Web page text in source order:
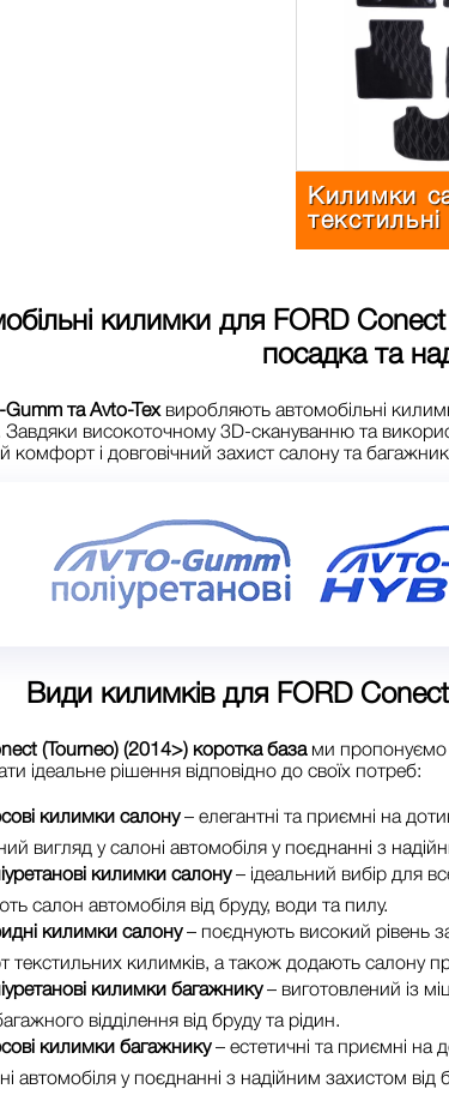
Килимки
текстильні
килимки для FORD
посадка та
та Avto-Texвиробляють автомобільні
Завдяки високоточному 3D-скануванню та
комфорт і довговічний захист салону та
Види килимків для FORD
(Tourneo) (2014>) коротка базами пропонуємо
ідеальне рішення відповідно до своїх потреб:
килимки салону– елегантні та приємні на
вигляд у салоні автомобіля у поєднанні з
килимки салону– ідеальний вибір для
салон автомобіля від бруду, води та пилу.
килимки салону– поєднують високий рівень
текстильних килимків, а також додають салону
килимки багажнику– виготовлений із
відділення від бруду та рідин.
килимки багажнику– естетичні та приємні
автомобіля у поєднанні з надійним захистом від